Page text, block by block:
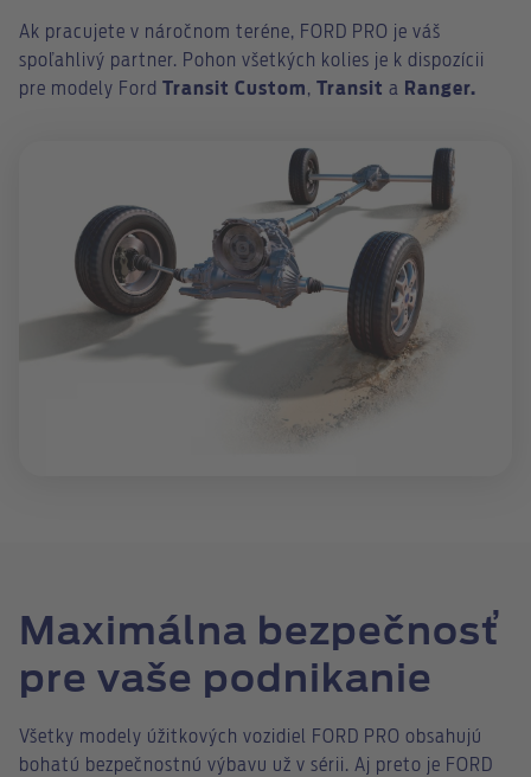
Ak pracujete v náročnom teréne, FORD PRO je váš
spoľahlivý partner. Pohon všetkých kolies je k dispozícii
pre modely Ford Transit Custom, Transit a Ranger.
Maximálna bezpečnosť
pre vaše podnikanie
Všetky modely úžitkových vozidiel FORD PRO obsahujú
bohatú bezpečnostnú výbavu už v sérii. Aj preto je FORD